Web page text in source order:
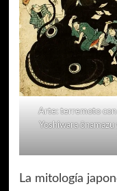
Arte: terremoto con
Yoshiwara ōnamazu
La mitología